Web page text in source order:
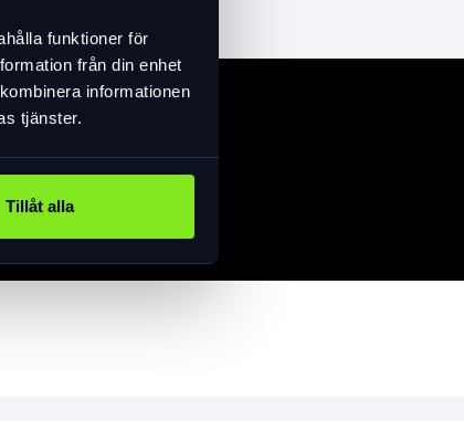
funktioner för
från din enhet
informationen
tjänster.
Tillåt alla